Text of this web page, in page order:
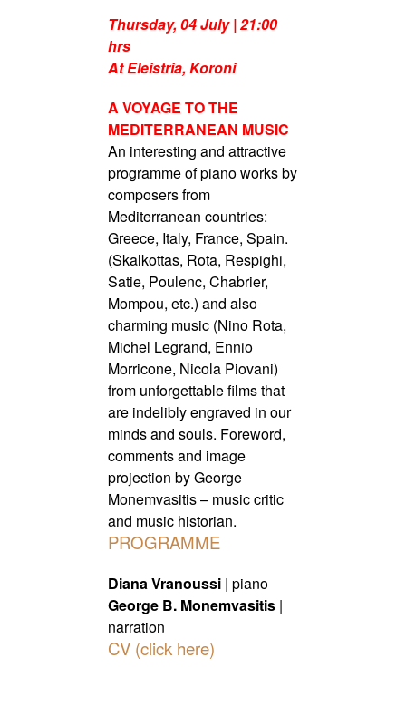
Thursday, 04 July | 21:00
hrs
At Eleistria, Koroni
A VOYAGE TO THE
MEDITERRANEAN MUSIC
An interesting and attractive
programme of piano works by
composers from
Mediterranean countries:
Greece, Italy, France, Spain.
(Skalkottas, Rota, Respighi,
Satie, Poulenc, Chabrier,
Mompou, etc.) and also
charming music (Nino Rota,
Michel Legrand, Ennio
Morricone, Nicola Piovani)
from unforgettable films that
are indelibly engraved in our
minds and souls. Foreword,
comments and image
projection by George
Monemvasitis – music critic
and music historian.
PROGRAMME
Diana Vranoussi | piano
George B. Monemvasitis |
narration
CV (click here)